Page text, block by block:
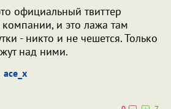
официальный твиттер
и это лажа там
- никто и не чешется. Только
над ними.
ace_x